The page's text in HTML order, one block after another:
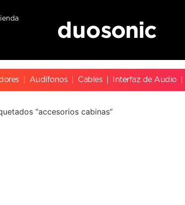
Audífonos Cables Interfaz de Audio
“accesorios cabinas”